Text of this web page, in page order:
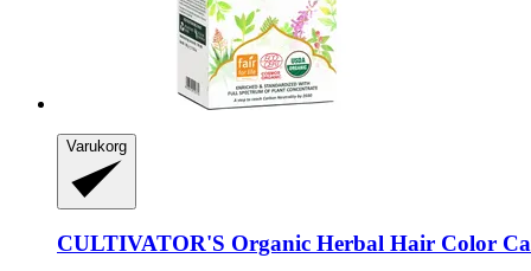
Varukorg
CULTIVATOR'S Organic Herbal Hair Color